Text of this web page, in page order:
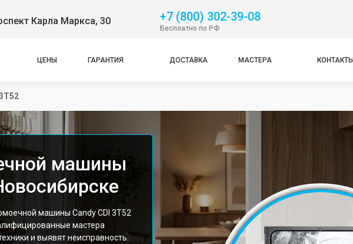
Карла Маркса, 30 +7 (800) 302-39-08
Бесплатно по РФ
ЦЕНЫ ГАРАНТИЯ ДОСТАВКА МАСТЕРА КОНТАКТЫ
машины
машины Candy CDI 3T52
мастера
и выявят неисправность.